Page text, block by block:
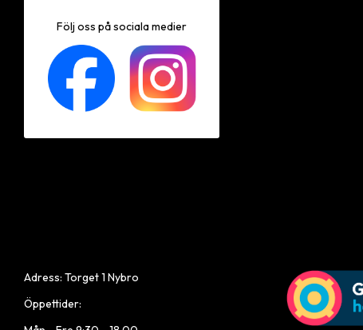
Följ oss på sociala medier
Adress: Torget 1 Nybro
Öppettider: